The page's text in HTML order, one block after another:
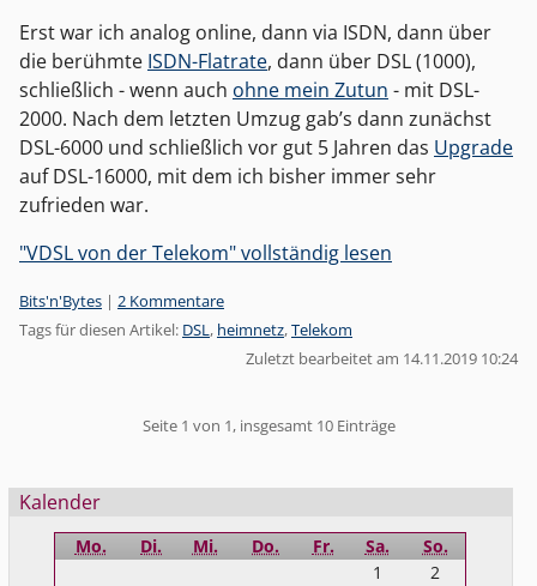
Erst war ich analog online, dann via ISDN, dann über
die berühmte ISDN-Flatrate, dann über DSL (1000),
schließlich - wenn auch ohne mein Zutun - mit DSL-
2000. Nach dem letzten Umzug gab’s dann zunächst
DSL-6000 und schließlich vor gut 5 Jahren das Upgrade
auf DSL-16000, mit dem ich bisher immer sehr
zufrieden war.
"VDSL von der Telekom" vollständig lesen
Kategorien:
Bits'n'Bytes | 2 Kommentare
Tags für diesen Artikel: DSL, heimnetz,Telekom
Zuletzt bearbeitet am 14.11.2019 10:24
PaginationSeite 1 von 1, insgesamt 10 Einträge
Seitenleiste
Kalender
Mo. Di. Mi. Do. Fr. Sa. So.
1
2